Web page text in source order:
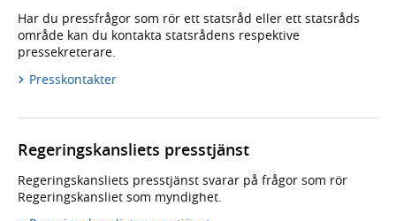
Har du pressfrågor som rör ett statsråd eller ett statsråds
område kan du kontakta statsrådens respektive
pressekreterare.
Presskontakter
Regeringskansliets presstjänst
Regeringskansliets presstjänst svarar på frågor som rör
Regeringskansliet som myndighet.